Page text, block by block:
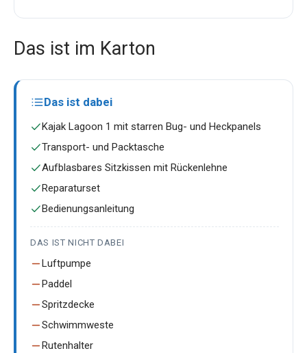
Das ist im Karton
Das ist dabei
Kajak Lagoon 1 mit starren Bug- und Heckpanels
Transport- und Packtasche
Aufblasbares Sitzkissen mit Rückenlehne
Reparaturset
Bedienungsanleitung
DAS IST NICHT DABEI
Luftpumpe
Paddel
Spritzdecke
Schwimmweste
Rutenhalter